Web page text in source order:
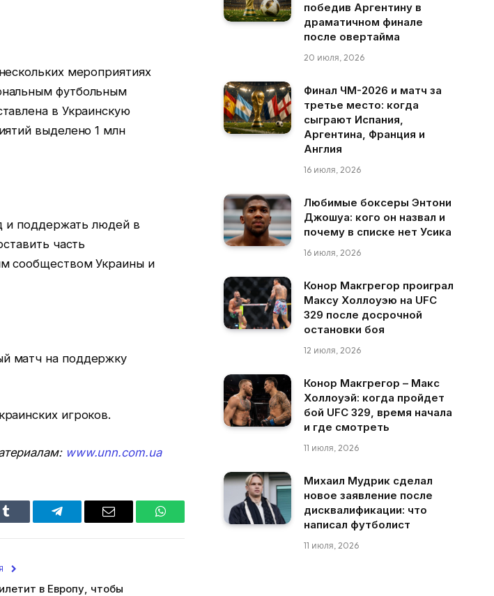
мероприятиях
футбольным
в Украинскую
выделено 1 млн
и поддержать людей в
часть
сообществом Украины и
матч на поддержку
игроков.
www.unn.com.ua
Tumblr Telegram Email WhatsApp
в Европу, чтобы
победив Аргентину в
драматичном финале
после овертайма
20 июля, 2026
Финал ЧМ-2026 и матч за
третье место: когда
сыграют Испания,
Аргентина, Франция и
Англия
16 июля, 2026
Любимые боксеры Энтони
Джошуа: кого он назвал и
почему в списке нет Усика
16 июля, 2026
Конор Макгрегор проиграл
Максу Холлоуэю на UFC
329 после досрочной
остановки боя
12 июля, 2026
Конор Макгрегор – Макс
Холлоуэй: когда пройдет
бой UFC 329, время начала
и где смотреть
11 июля, 2026
Михаил Мудрик сделал
новое заявление после
дисквалификации: что
написал футболист
11 июля, 2026